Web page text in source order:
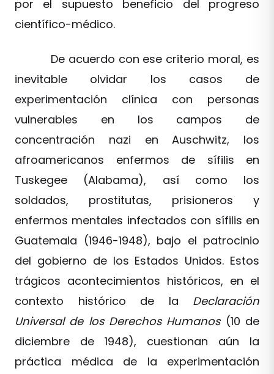
por el supuesto beneficio del progreso
científico-médico.
De acuerdo con ese criterio moral, es
inevitable olvidar los casos de
experimentación clínica con personas
vulnerables en los campos de
concentración nazi en Auschwitz, los
afroamericanos enfermos de sífilis en
Tuskegee (Alabama), así como los
soldados, prostitutas, prisioneros y
enfermos mentales infectados con sífilis en
Guatemala (1946-1948), bajo el patrocinio
del gobierno de los Estados Unidos. Estos
trágicos acontecimientos históricos, en el
contexto histórico de la Declaración
Universal de los Derechos Humanos(10 de
diciembre de 1948), cuestionan aún la
práctica médica de la experimentación